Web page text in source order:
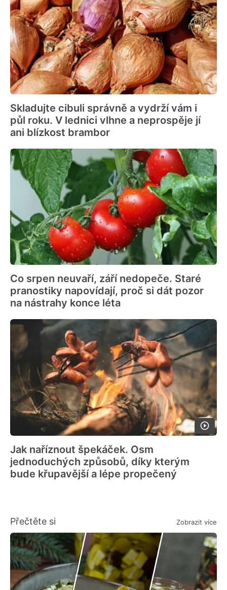
Skladujte cibuli správně a vydrží vám i
půl roku. V lednici vlhne a neprospěje jí
ani blízkost brambor
Co srpen neuvaří, září nedopeče. Staré
pranostiky napovídají, proč si dát pozor
na nástrahy konce léta
Jak naříznout špekáček. Osm
jednoduchých způsobů, díky kterým
bude křupavější a lépe propečený
Přečtěte si Zobrazit více